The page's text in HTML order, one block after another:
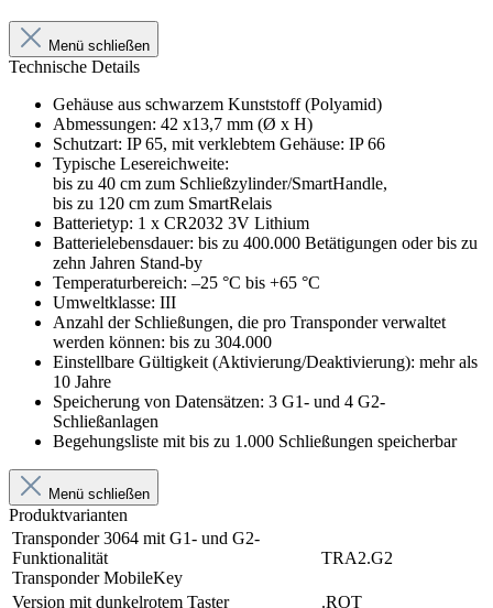
Menü schließen
Technische Details
Gehäuse aus schwarzem Kunststoff (Polyamid)
Abmessungen: 42 x13,7 mm (Ø x H)
Schutzart: IP 65, mit verklebtem Gehäuse: IP 66
Typische Lesereichweite:
bis zu 40 cm zum Schließzylinder/SmartHandle,
bis zu 120 cm zum SmartRelais
Batterietyp: 1 x CR2032 3V Lithium
Batterielebensdauer: bis zu 400.000 Betätigungen oder bis zu
zehn Jahren Stand-by
Temperaturbereich: –25 °C bis +65 °C
Umweltklasse: III
Anzahl der Schließungen, die pro Transponder verwaltet
werden können: bis zu 304.000
Einstellbare Gültigkeit (Aktivierung/Deaktivierung): mehr als
10 Jahre
Speicherung von Datensätzen: 3 G1- und 4 G2-
Schließanlagen
Begehungsliste mit bis zu 1.000 Schließungen speicherbar
Menü schließen
Produktvarianten
Transponder 3064 mit G1- und G2-
Funktionalität
Transponder MobileKey
TRA2.G2
Version mit dunkelrotem Taster .ROT